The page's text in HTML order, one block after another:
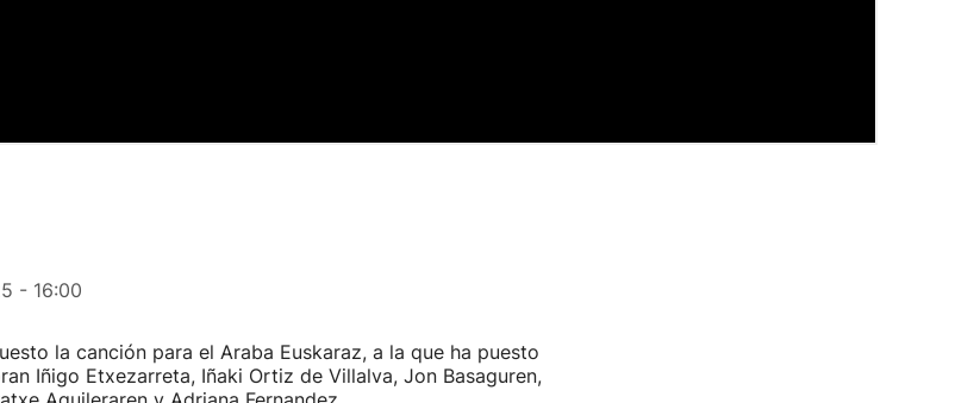
- 16:00
la canción para el Araba Euskaraz, a la que ha puesto
Iñigo Etxezarreta, Iñaki Ortiz de Villalva, Jon Basaguren,